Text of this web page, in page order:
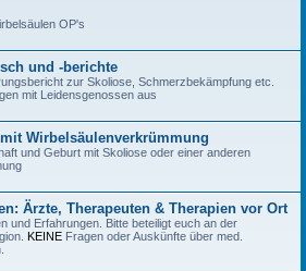
OP's
und -berichte
zur Skoliose, Schmerzbekämpfung etc.
mit Leidensgenossen aus
Wirbelsäulenverkrümmung
und Geburt mit Skoliose oder einer anderen
Ärzte, Therapeuten & Therapien vor Ort
und Erfahrungen. Bitte beteiligt euch an der
KEINE Fragen oder Auskünfte über med.